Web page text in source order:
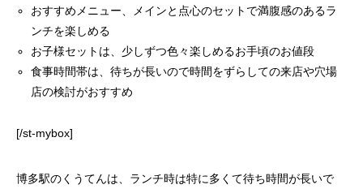
おすすめメニュー、メインと点心のセットで満腹感のあるラ
ンチを楽しめる
お子様セットは、少しずつ色々楽しめるお手頃のお値段
食事時間帯は、待ちが長いので時間をずらしての来店や穴場
店の検討がおすすめ
[/st-mybox]
博多駅のくうてんは、ランチ時は特に多くて待ち時間が長いで